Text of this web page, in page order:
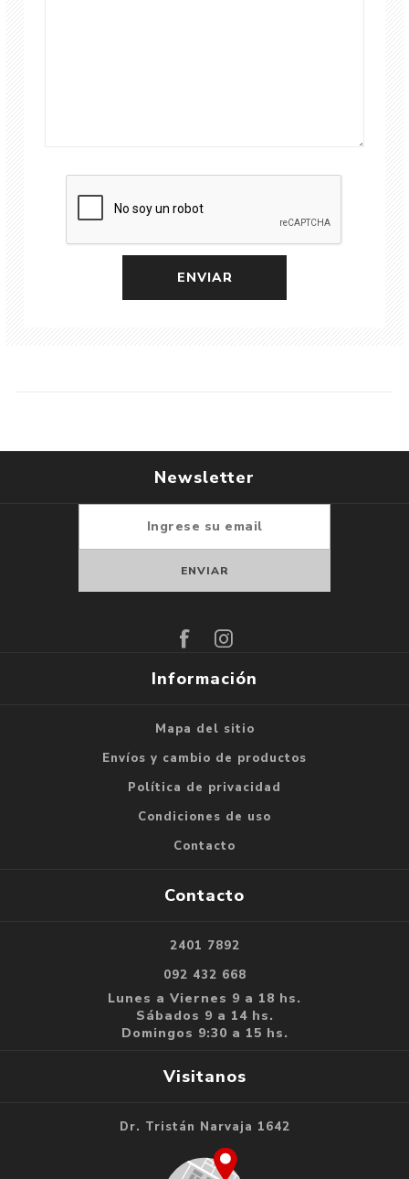
Newsletter
Información
Mapa del sitio
Envíos y cambio de productos
Política de privacidad
Condiciones de uso
Contacto
Contacto
2401 7892
092 432 668
Lunes a Viernes 9 a 18 hs.
Sábados 9 a 14 hs.
Domingos 9:30 a 15 hs.
Visitanos
Dr. Tristán Narvaja 1642